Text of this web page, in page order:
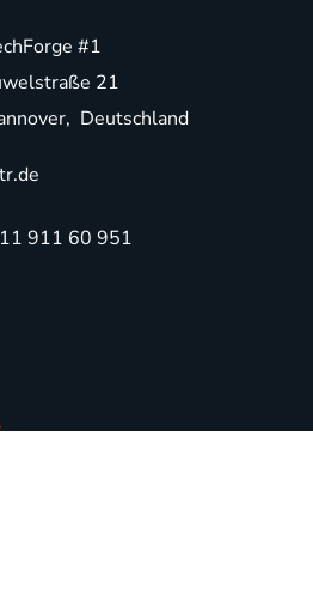
#1
21
Deutschland
911 60 951